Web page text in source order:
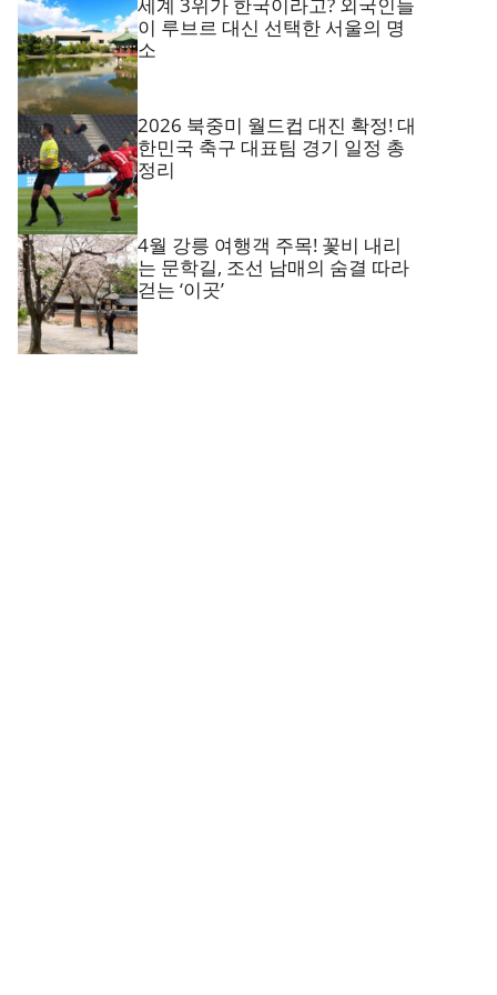
이 루브르 대신 선택한 서울의 명
소
2026 북중미 월드컵 대진 확정! 대
한민국 축구 대표팀 경기 일정 총
정리
4월 강릉 여행객 주목! 꽃비 내리
는 문학길, 조선 남매의 숨결 따라
걷는 ‘이곳’